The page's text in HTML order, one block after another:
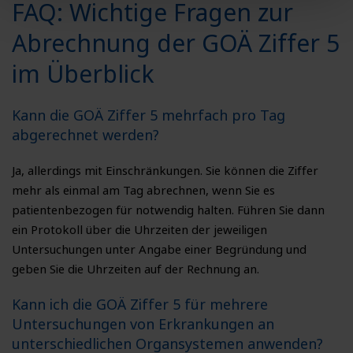
FAQ: Wichtige Fragen zur
Abrechnung der GOÄ Ziffer 5
im Überblick
Kann die GOÄ Ziffer 5 mehrfach pro Tag
abgerechnet werden?
Ja, allerdings mit Einschränkungen. Sie können die Ziffer
mehr als einmal am Tag abrechnen, wenn Sie es
patientenbezogen für notwendig halten. Führen Sie dann
ein Protokoll über die Uhrzeiten der jeweiligen
Untersuchungen unter Angabe einer Begründung und
geben Sie die Uhrzeiten auf der Rechnung an.
Kann ich die GOÄ Ziffer 5 für mehrere
Untersuchungen von Erkrankungen an
unterschiedlichen Organsystemen anwenden?